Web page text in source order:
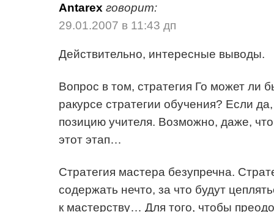
Antarex говорит:
29.01.2007 в 11:43 дп
Действительно, интересные выводы.
Вопрос в том, стратегия Го может ли
ракурсе стратегии обучения? Если
позицию учителя. Возможно, даже,
этот этап…
Стратегия мастера безупречна.
содержать нечто, за что будут
к мастерству… Для того, чтобы